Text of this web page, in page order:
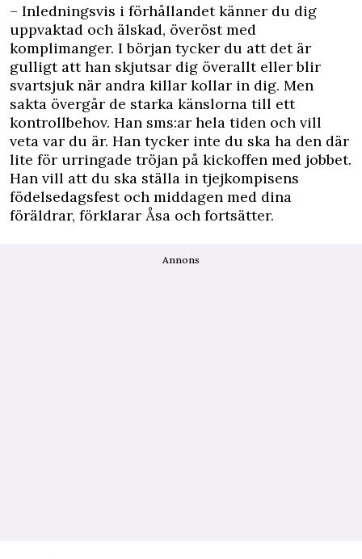
– Inledningsvis i förhållandet känner du dig
uppvaktad och älskad, överöst med
komplimanger. I början tycker du att det är
gulligt att han skjutsar dig överallt eller blir
svartsjuk när andra killar kollar in dig. Men
sakta övergår de starka känslorna till ett
kontrollbehov. Han sms:ar hela tiden och vill
veta var du är. Han tycker inte du ska ha den där
lite för urringade tröjan på kickoffen med jobbet.
Han vill att du ska ställa in tjejkompisens
födelsedagsfest och middagen med dina
föräldrar, förklarar Åsa och fortsätter.
Annons